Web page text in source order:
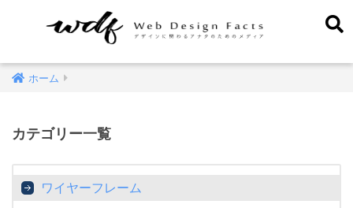
ホーム
カテゴリー一覧
ワイヤーフレーム